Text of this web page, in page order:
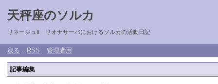
天秤座のソルカ
リネージュII リオナサーバにおけるソルカの活動日記
戻る RSS 管理者用
記事編集